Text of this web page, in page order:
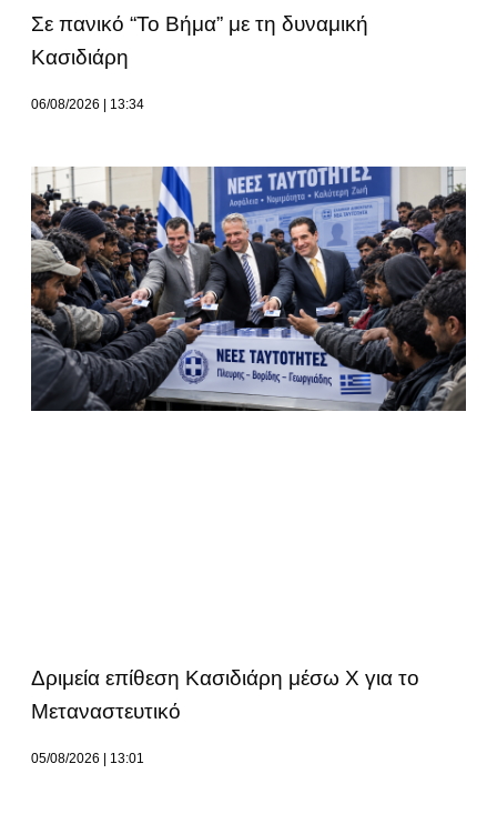
Σε πανικό “Το Βήμα” με τη δυναμική
Κασιδιάρη
06/08/2026 13:34
Δριμεία επίθεση Κασιδιάρη μέσω Χ για το
Μεταναστευτικό
05/08/2026 13:01